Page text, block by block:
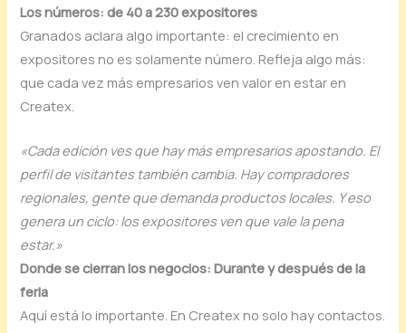
Los números: de 40 a 230 expositores
Granados aclara algo importante: el crecimiento en
expositores no es solamente número. Refleja algo más:
que cada vez más empresarios ven valor en estar en
Createx.
«Cada edición ves que hay más empresarios apostando. El
perfil de visitantes también cambia. Hay compradores
regionales, gente que demanda productos locales. Y eso
genera un ciclo: los expositores ven que vale la pena
estar.»
Donde se cierran los negocios: Durante y después de la
feria
Aquí está lo importante. En Createx no solo hay contactos.